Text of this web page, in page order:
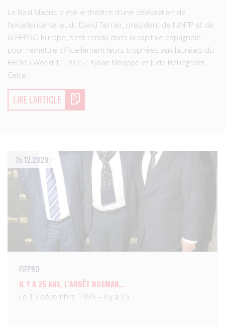
Le Real Madrid a été le théâtre d’une célébration de
l’excellence ce jeudi. David Terrier, président de l’UNFP et de
la FIFPRO Europe, s’est rendu dans la capitale espagnole
pour remettre officiellement leurs trophées aux lauréats du
FIFPRO World 11 2025 : Kylian Mbappé et Jude Bellingham.
Cette…
LIRE L'ARTICLE
15.12.2020
FIFPRO
IL Y A 25 ANS, L’ARRÊT BOSMAN…
Le 15 décembre 1995 – il y a 25…